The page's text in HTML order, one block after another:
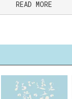
READ MORE